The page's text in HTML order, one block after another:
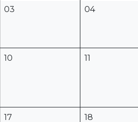
03 04
10 11
17 18